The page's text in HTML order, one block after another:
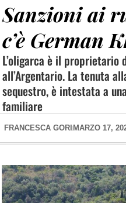
Sanzioni ai
c’è German
L’oligarca è il
all’Argentario. La tenuta
sequestro, è intestata a
familiare
FRANCESCA GORI MARZO 17,